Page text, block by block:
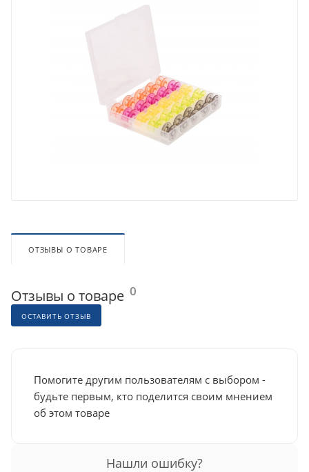
ОТЗЫВЫ О ТОВАРЕ
Отзывы о товаре 0
ОСТАВИТЬ ОТЗЫВ
Помогите другим пользователям с выбором -
будьте первым, кто поделится своим мнением
об этом товаре
Нашли ошибку?